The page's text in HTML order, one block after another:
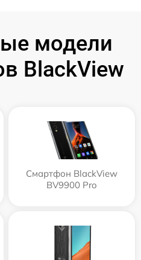
модели
BlackView
Смартфон BlackView
BV9900 Pro